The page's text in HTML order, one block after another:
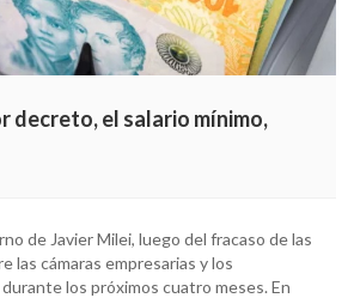
decreto, el salario mínimo,
de Javier Milei, luego del fracaso de las
las cámaras empresarias y los
los próximos cuatro meses. En